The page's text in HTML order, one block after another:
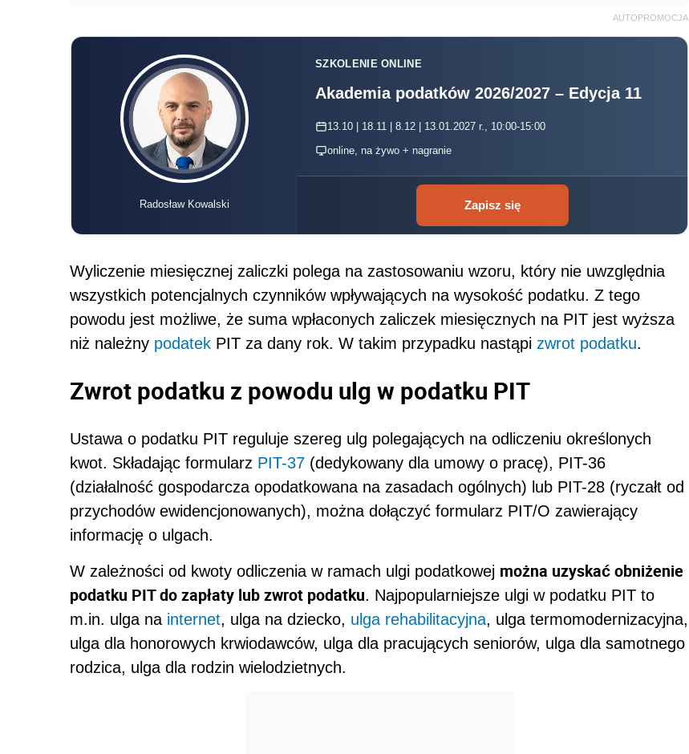
AUTOPROMOCJA
Radosław Kowalski
SZKOLENIE ONLINE
Akademia podatków 2026/2027 – Edycja 11
13.10 | 18.11 | 8.12 | 13.01.2027 r., 10:00-15:00
online, na żywo + nagranie
Zapisz się
Wyliczenie miesięcznej zaliczki polega na zastosowaniu wzoru, który nie uwzględnia
wszystkich potencjalnych czynników wpływających na wysokość podatku. Z tego
powodu jest możliwe, że suma wpłaconych zaliczek miesięcznych na PIT jest wyższa
niż należny podatek PIT za dany rok. W takim przypadku nastąpi zwrot podatku.
Zwrot podatku z powodu ulg w podatku PIT
Ustawa o podatku PIT reguluje szereg ulg polegających na odliczeniu określonych
kwot. Składając formularz PIT-37 (dedykowany dla umowy o pracę), PIT-36
(działalność gospodarcza opodatkowana na zasadach ogólnych) lub PIT-28 (ryczałt od
przychodów ewidencjonowanych), można dołączyć formularz PIT/O zawierający
informację o ulgach.
W zależności od kwoty odliczenia w ramach ulgi podatkowej można uzyskać obniżenie
podatku PIT do zapłaty lub zwrot podatku. Najpopularniejsze ulgi w podatku PIT to
m.in. ulga na internet, ulga na dziecko, ulga rehabilitacyjna, ulga termomodernizacyjna,
ulga dla honorowych krwiodawców, ulga dla pracujących seniorów, ulga dla samotnego
rodzica, ulga dla rodzin wielodzietnych.